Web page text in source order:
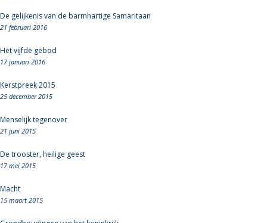
De gelijkenis van de barmhartige Samaritaan
21 februari 2016
Het vijfde gebod
17 januari 2016
Kerstpreek 2015
25 december 2015
Menselijk tegenover
21 juni 2015
De trooster, heilige geest
17 mei 2015
Macht
15 maart 2015